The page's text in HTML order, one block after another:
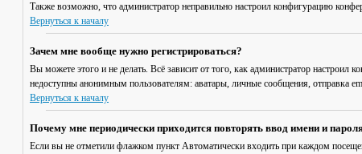
Также возможно, что администратор неправильно настроил конфигурацию
Вернуться к началу
Зачем мне вообще нужно регистрироваться?
Вы можете этого и не делать. Всё зависит от того, как администратор
недоступны анонимным пользователям: аватары, личные сообщения, отправка
Вернуться к началу
Почему мне периодически приходится повторять ввод имени и
Если вы не отметили флажком пункт Автоматически входить при каждом